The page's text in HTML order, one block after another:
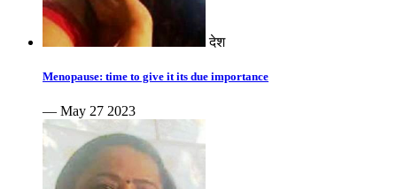
देश
Menopause: time to give it its due importance
— May 27 2023